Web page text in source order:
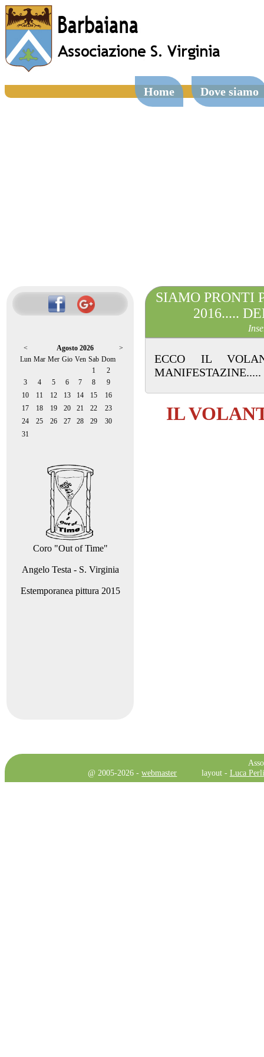
Home Dove siamo
< Agosto 2026
>
Lun Mar Mer Gio Ven Sab Dom
1
2
3
4 5 6 7 8
9
10
11 12 13 14 15
16
17
18 19 20 21 22
23
24
25 26 27 28 29
30
31
Coro "Out of Time"
Angelo Testa - S. Virginia
Estemporanea pittura 2015
SIAMO PRONTI
2016.....
ECCO IL
MANIFESTAZINE.....
IL
@ 2005-2026 -webmaster layout - Luca